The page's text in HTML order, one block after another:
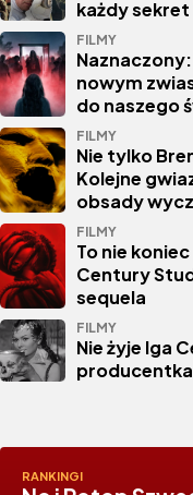
każdy
FILMY
nowym
do naszego
FILMY
Nie tylko
Kolejne
obsady
FILMY
To nie
Century
sequela
FILMY
Nie żyje Iga
producentka
RANKINGI